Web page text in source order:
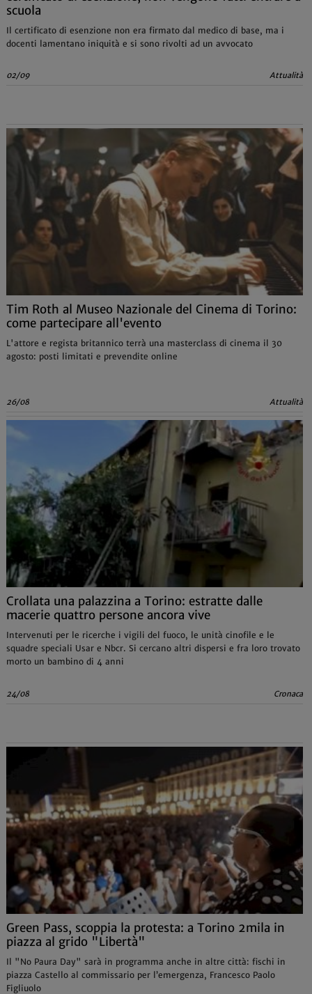
scuola
Il certificato di esenzione non era firmato dal medico di base, ma i
docenti lamentano iniquità e si sono rivolti ad un avvocato
02/09 Attualità
Tim Roth al Museo Nazionale del Cinema di Torino:
come partecipare all'evento
L'attore e regista britannico terrà una masterclass di cinema il 30
agosto: posti limitati e prevendite online
26/08 Attualità
Crollata una palazzina a Torino: estratte dalle
macerie quattro persone ancora vive
Intervenuti per le ricerche i vigili del fuoco, le unità cinofile e le
squadre speciali Usar e Nbcr. Si cercano altri dispersi e fra loro trovato
morto un bambino di 4 anni
24/08 Cronaca
Green Pass, scoppia la protesta: a Torino 2mila in
piazza al grido "Libertà"
Il "No Paura Day" sarà in programma anche in altre città: fischi in
piazza Castello al commissario per l’emergenza, Francesco Paolo
Figliuolo